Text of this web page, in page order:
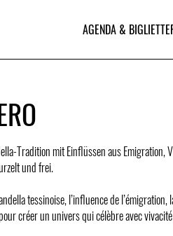
AGENDA &
Tradition mit Einflüssen aus Emigration,
und frei.
tessinoise, l’influence de l’émigration,
créer un univers qui célèbre avec